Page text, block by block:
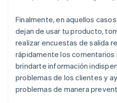
Finalmente, en aquellos
dejan de usar tu producto,
realizar encuestas de salida
rápidamente los
brindarte información
problemas de los clientes y
problemas de manera